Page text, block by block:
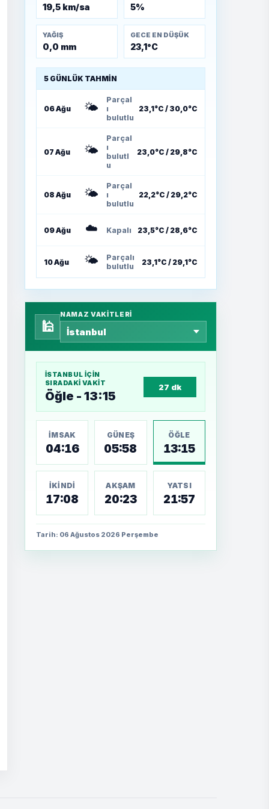
19,5 km/sa 5%
YAĞIŞ
0,0 mm
GECE EN DÜŞÜK
23,1°C
5 GÜNLÜK TAHMIN
06 Ağu 🌤️
Parçal
ı
bulutlu
23,1°C / 30,0°C
07 Ağu 🌤️
Parçal
ı
bulutl
u
23,0°C / 29,8°C
08 Ağu 🌤️
Parçal
ı
bulutlu
22,2°C / 29,2°C
09 Ağu ☁️ Kapalı 23,5°C / 28,6°C
10 Ağu 🌤️
Parçalı
bulutlu
23,1°C / 29,1°C
🕌
NAMAZ VAKITLERI
İSTANBUL IÇIN
SIRADAKI VAKIT
Öğle - 13:15
27 dk
İMSAK
04:16
GÜNEŞ
05:58
ÖĞLE
13:15
İKINDI
17:08
AKŞAM
20:23
YATSI
21:57
Tarih: 06 Ağustos 2026 Perşembe